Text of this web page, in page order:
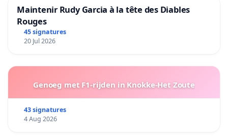
Maintenir Rudy Garcia à la tête des Diables
Rouges
45 signatures
20 Jul 2026
Genoeg met F1-rijden in Knokke-Het Zoute
43 signatures
4 Aug 2026